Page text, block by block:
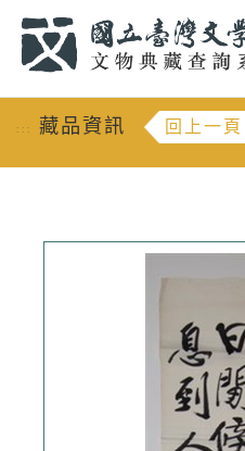
::: 藏品資訊 回上一頁